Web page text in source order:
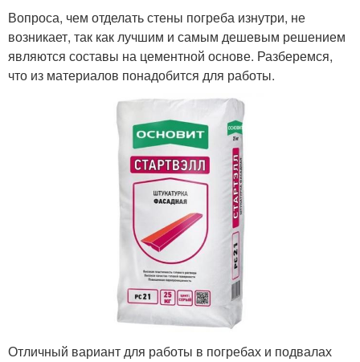
Вопроса, чем отделать стены погреба изнутри, не
возникает, так как лучшим и самым дешевым решением
являются составы на цементной основе. Разберемся,
что из материалов понадобится для работы.
Отличный вариант для работы в погребах и подвалах